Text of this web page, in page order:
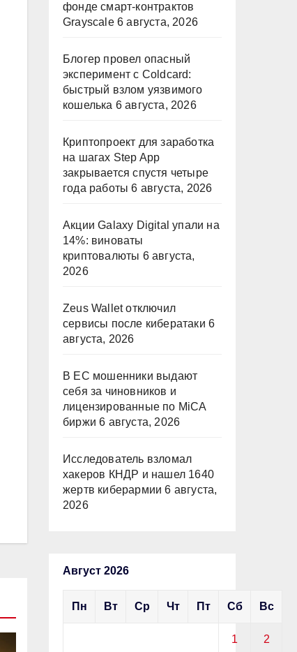
фонде смарт-контрактов
Grayscale 6 августа, 2026
Блогер провел опасный
эксперимент с Coldcard:
быстрый взлом уязвимого
кошелька 6 августа, 2026
Криптопроект для заработка
на шагах Step App
закрывается спустя четыре
года работы 6 августа, 2026
Акции Galaxy Digital упали на
14%: виноваты
криптовалюты 6 августа,
2026
Zeus Wallet отключил
сервисы после кибератаки 6
августа, 2026
В ЕС мошенники выдают
себя за чиновников и
лицензированные по MiCA
биржи 6 августа, 2026
Исследователь взломал
хакеров КНДР и нашел 1640
жертв киберармии 6 августа,
2026
Август 2026
Пн Вт Ср Чт Пт Сб Вс
1 2